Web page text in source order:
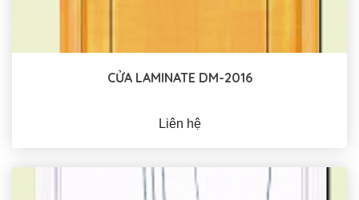
CỬA LAMINATE DM-2016
Liên hệ